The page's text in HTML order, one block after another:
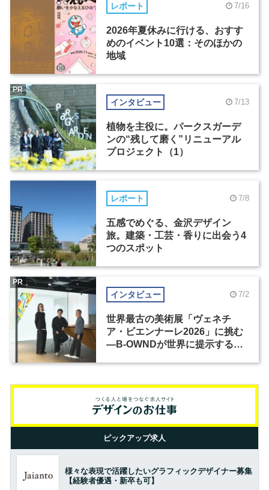
レポート 7/16
2026年夏休みに行ける、おすす
めのイベント10選：そのほかの
地域
インタビュー 7/13
植物を主役に。パークスガーデ
ンの“残して磨く”リニューアル
プロジェクト（1）
PR
レポート 7/8
五感でめぐる、金沢デザイン
旅。建築・工芸・香りに出会う4
つのスポット
インタビュー 7/2
世界最古の美術展「ヴェネチ
ア・ビエンナーレ2026」に挑む
―B-OWNDが世界に提示する美
PR
ピックアップ求人
様々な表現で活躍したいグラフィックデザイナー募集
【経験者優遇・新卒も可】